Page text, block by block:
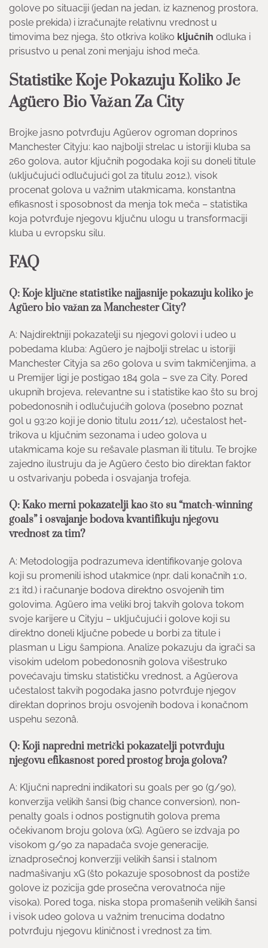
golove po situaciji (jedan na jedan, iz kaznenog prostora,
posle prekida) i izračunajte relativnu vrednost u
timovima bez njega, što otkriva koliko ključnih odluka i
prisustvo u penal zoni menjaju ishod meča.
Statistike Koje Pokazuju Koliko Je
Agüero Bio Važan Za City
Brojke jasno potvrđuju Agüerov ogroman doprinos
Manchester Cityju: kao najbolji strelac u istoriji kluba sa
260 golova, autor ključnih pogodaka koji su doneli titule
(uključujući odlučujući gol za titulu 2012.), visok
procenat golova u važnim utakmicama, konstantna
efikasnost i sposobnost da menja tok meča – statistika
koja potvrđuje njegovu ključnu ulogu u transformaciji
kluba u evropsku silu.
FAQ
Q: Koje ključne statistike najjasnije pokazuju koliko je
Agüero bio važan za Manchester City?
A: Najdirektniji pokazatelji su njegovi golovi i udeo u
pobedama kluba: Agüero je najbolji strelac u istoriji
Manchester Cityja sa 260 golova u svim takmičenjima, a
u Premijer ligi je postigao 184 gola – sve za City. Pored
ukupnih brojeva, relevantne su i statistike kao što su broj
pobedonosnih i odlučujućih golova (posebno poznat
gol u 93:20 koji je donio titulu 2011/12), učestalost het-
trikova u ključnim sezonama i udeo golova u
utakmicama koje su rešavale plasman ili titulu. Te brojke
zajedno ilustruju da je Agüero često bio direktan faktor
u ostvarivanju pobeda i osvajanja trofeja.
Q: Kako merni pokazatelji kao što su “match-winning
goals” i osvajanje bodova kvantifikuju njegovu
vrednost za tim?
A: Metodologija podrazumeva identifikovanje golova
koji su promenili ishod utakmice (npr. dali konačnih 1:0,
2:1 itd.) i računanje bodova direktno osvojenih tim
golovima. Agüero ima veliki broj takvih golova tokom
svoje karijere u Cityju – uključujući i golove koji su
direktno doneli ključne pobede u borbi za titule i
plasman u Ligu šampiona. Analize pokazuju da igrači sa
visokim udelom pobedonosnih golova višestruko
povećavaju timsku statističku vrednost, a Agüerova
učestalost takvih pogodaka jasno potvrđuje njegov
direktan doprinos broju osvojenih bodova i konačnom
uspehu sezonâ.
Q: Koji napredni metrički pokazatelji potvrđuju
njegovu efikasnost pored prostog broja golova?
A: Ključni napredni indikatori su goals per 90 (g/90),
konverzija velikih šansi (big chance conversion), non-
penalty goals i odnos postignutih golova prema
očekivanom broju golova (xG). Agüero se izdvaja po
visokom g/90 za napadača svoje generacije,
iznadprosečnoj konverziji velikih šansi i stalnom
nadmašivanju xG (što pokazuje sposobnost da postiže
golove iz pozicija gde prosečna verovatnoća nije
visoka). Pored toga, niska stopa promašenih velikih šansi
i visok udeo golova u važnim trenucima dodatno
potvrđuju njegovu kliničnost i vrednost za tim.